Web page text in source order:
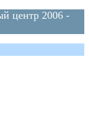
центр 2006 -